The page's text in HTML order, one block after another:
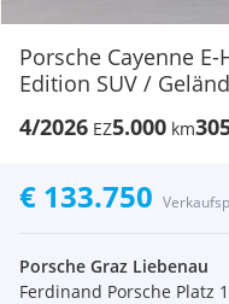
Porsche Cayenne
Edition SUV /
4/2026 EZ5.000 km
€ 133.750
Porsche Graz Liebenau
Ferdinand Porsche Platz 1